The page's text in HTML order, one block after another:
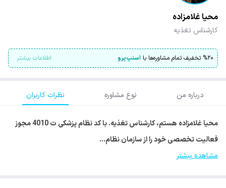
محیا غلامزاده
کارشناس تغذیه
%۲۰ تخفیف تمام مشاوره‌ها با اسنپ‌پرو اطلاعات بیشتر
درباره من نوع مشاوره نظرات کاربران
محیا غلامزاده هستم، کارشناس تغذیه. با کد نظام پزشکی ت 4010 مجوز
فعالیت تخصصی خود را از سازمان نظام…
مشاهده بیشتر